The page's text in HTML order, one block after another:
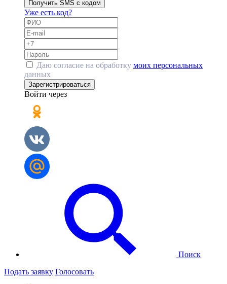
Получить SMS с кодом
Уже есть код?
Даю согласие на обработку моих персональных
данных
Зарегистрироваться
Войти через
Поиск
Подать заявку Голосовать